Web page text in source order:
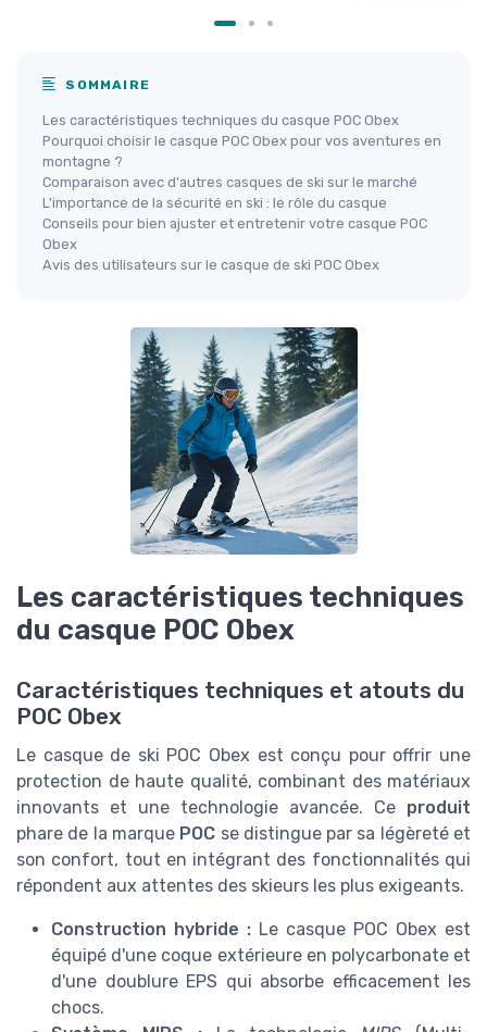
SOMMAIRE
Les caractéristiques techniques du casque POC Obex
Pourquoi choisir le casque POC Obex pour vos aventures en
montagne ?
Comparaison avec d'autres casques de ski sur le marché
L'importance de la sécurité en ski : le rôle du casque
Conseils pour bien ajuster et entretenir votre casque POC
Obex
Avis des utilisateurs sur le casque de ski POC Obex
Les caractéristiques techniques
du casque POC Obex
Caractéristiques techniques et atouts du
POC Obex
Le casque de ski POC Obex est conçu pour offrir une
protection de haute qualité, combinant des matériaux
innovants et une technologie avancée. Ce produit
phare de la marque POC se distingue par sa légèreté et
son confort, tout en intégrant des fonctionnalités qui
répondent aux attentes des skieurs les plus exigeants.
Construction hybride : Le casque POC Obex est
équipé d'une coque extérieure en polycarbonate et
d'une doublure EPS qui absorbe efficacement les
chocs.